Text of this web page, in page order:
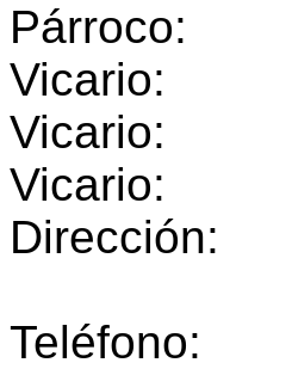
Párroco:
Vicario:
Vicario:
Vicario:
Dirección:
C.P.
Teléfono: